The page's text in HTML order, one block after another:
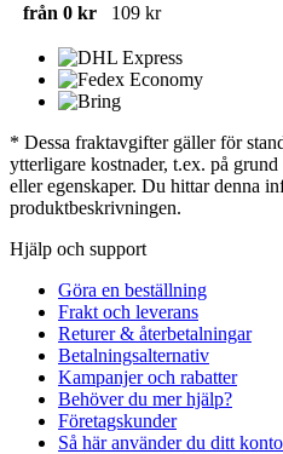
från 0 kr
109 kr
* Dessa fraktavgifter gäller för
ytterligare kostnader, t.ex. på
eller egenskaper. Du hittar denna
produktbeskrivningen.
Hjälp och support
Göra en beställning
Frakt och leverans
Returer & återbetalningar
Betalningsalternativ
Kampanjer och rabatter
Behöver du mer hjälp?
Företagskunder
Så här använder du ditt konto